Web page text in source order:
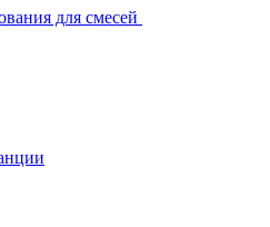
для смесей